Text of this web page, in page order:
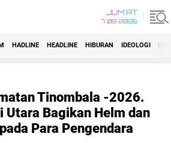
JUM'AT
7 08 2026
HADLINE HEADLINE HIBURAN IDEOLOGI
Tinombala -2026.
Utara Bagikan Helm dan
Para Pengendara